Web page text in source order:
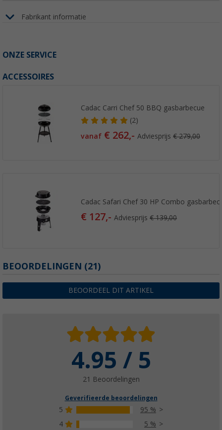
Fabrikant informatie
ONZE SERVICE
ACCESSOIRES
Cadac Carri Chef 50 BBQ gasbarbecue
(2)
vanaf € 262,-Adviesprijs€ 279,00
Cadac Safari Chef 30 HP Combo
€ 127,-Adviesprijs€ 139,00
BEOORDELINGEN (21)
BEOORDEEL DIT ARTIKEL
4.95 / 5
21 Beoordelingen
Geverifieerde beoordelingen
5
95 %
4
5 %